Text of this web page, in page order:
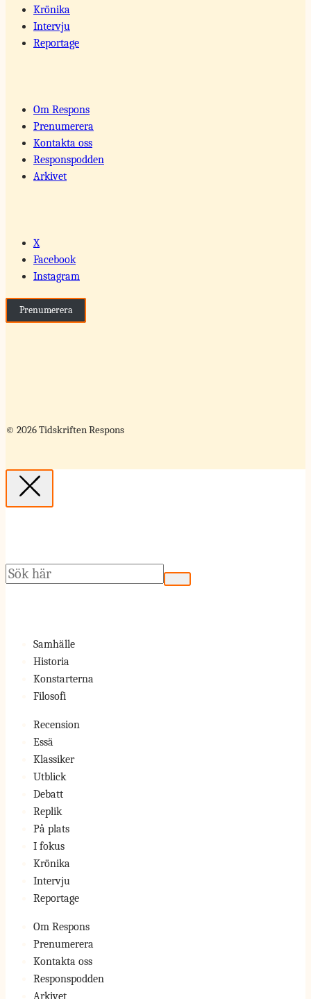
Krönika
Intervju
Reportage
Om Respons
Prenumerera
Kontakta oss
Responspodden
Arkivet
X
Facebook
Instagram
Prenumerera
© 2026 Tidskriften Respons
Sök
Samhälle
Historia
Konstarterna
Filosofi
Recension
Essä
Klassiker
Utblick
Debatt
Replik
På plats
I fokus
Krönika
Intervju
Reportage
Om Respons
Prenumerera
Kontakta oss
Responspodden
Arkivet